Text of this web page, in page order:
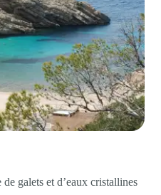
galets et d’eaux cristallines